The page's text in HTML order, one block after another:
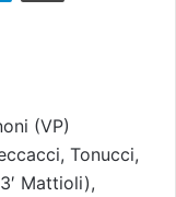
(VP)
Tonucci,
Mattioli),